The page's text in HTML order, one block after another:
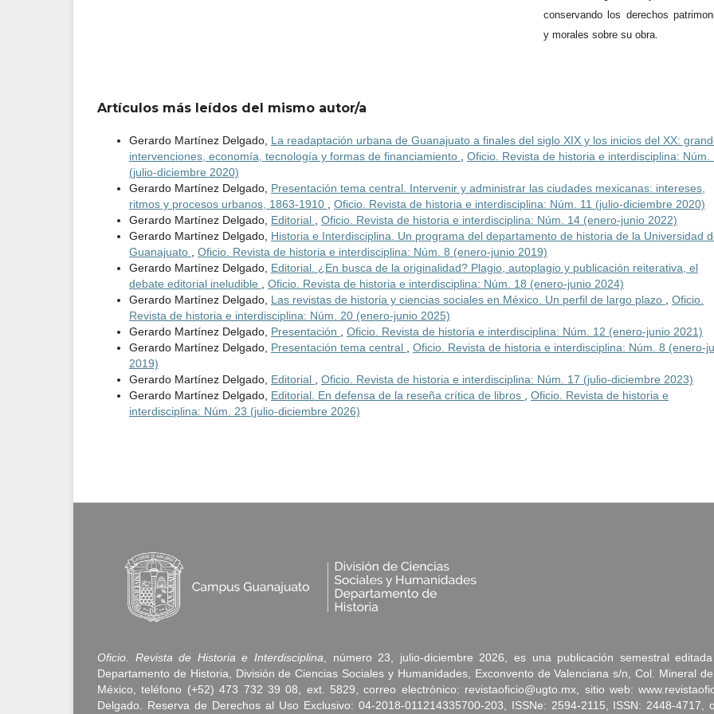
conservando los derechos
y morales sobre su obra.
Artículos más leídos del mismo autor/a
Gerardo Martínez Delgado, La readaptación urbana de Guanajuato a finales del siglo XIX y los inicios del XX:
intervenciones, economía, tecnología y formas de financiamiento
Oficio. Revista de historia e interdisciplina: Núm.
(julio-diciembre 2020)
Gerardo Martínez Delgado, Presentación tema central. Intervenir y administrar las ciudades mexicanas: intereses,
ritmos y procesos urbanos, 1863-1910
Oficio. Revista de historia e interdisciplina: Núm. 11 (julio-diciembre 2020)
Gerardo Martínez Delgado, Editorial
Oficio. Revista de historia e interdisciplina: Núm. 14 (enero-junio 2022)
Gerardo Martínez Delgado, Historia e Interdisciplina. Un programa del departamento de historia de la Universidad
Guanajuato
Oficio. Revista de historia e interdisciplina: Núm. 8 (enero-junio 2019)
Gerardo Martínez Delgado, Editorial. ¿En busca de la originalidad? Plagio, autoplagio y publicación reiterativa, el
debate editorial ineludible
Oficio. Revista de historia e interdisciplina: Núm. 18 (enero-junio 2024)
Gerardo Martínez Delgado, Las revistas de historia y ciencias sociales en México. Un perfil de largo plazo
Oficio.
Revista de historia e interdisciplina: Núm. 20 (enero-junio 2025)
Gerardo Martínez Delgado, Presentación
Oficio. Revista de historia e interdisciplina: Núm. 12 (enero-junio 2021)
Gerardo Martínez Delgado, Presentación tema central
Oficio. Revista de historia e interdisciplina: Núm. 8 (enero-
2019)
Gerardo Martínez Delgado, Editorial
Oficio. Revista de historia e interdisciplina: Núm. 17 (julio-diciembre 2023)
Gerardo Martínez Delgado, Editorial. En defensa de la reseña crítica de libros
Oficio. Revista de historia e
interdisciplina: Núm. 23 (julio-diciembre 2026)
Oficio. Revista de Historia e Interdisciplina , número 23, julio-diciembre 2026, es una publicación semestral
Departamento de Historia, División de Ciencias Sociales y Humanidades, Exconvento de Valenciana s/n, Col. Mineral
México, teléfono (+52) 473 732 39 08, ext. 5829, correo electrónico: revistaoficio@ugto.mx, sitio web:
Delgado. Reserva de Derechos al Uso Exclusivo: 04-2018-011214335700-203, ISSNe: 2594-2115, ISSN: 2448-